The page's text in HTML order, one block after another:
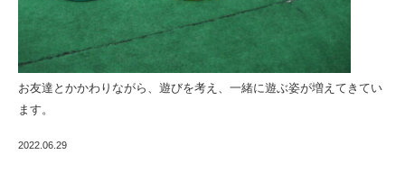
お友達とかかわりながら、遊びを考え、一緒に遊ぶ姿が増えてきてい
ます。
2022.06.29